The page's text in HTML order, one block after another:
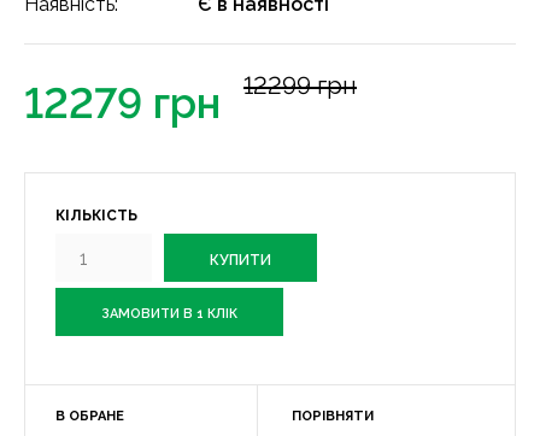
12279 грн 12299 грн
КІЛЬКІСТЬ
ЗАМОВИТИ В 1 КЛІК
В ОБРАНЕ ПОРІВНЯТИ